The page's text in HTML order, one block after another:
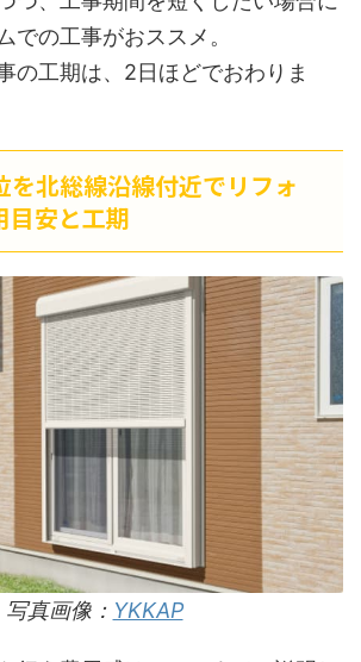
での工事がおススメ。
の工期は、2日ほどでおわりま
を北総線沿線付近でリフォ
目安と工期
写真画像： YKKAP